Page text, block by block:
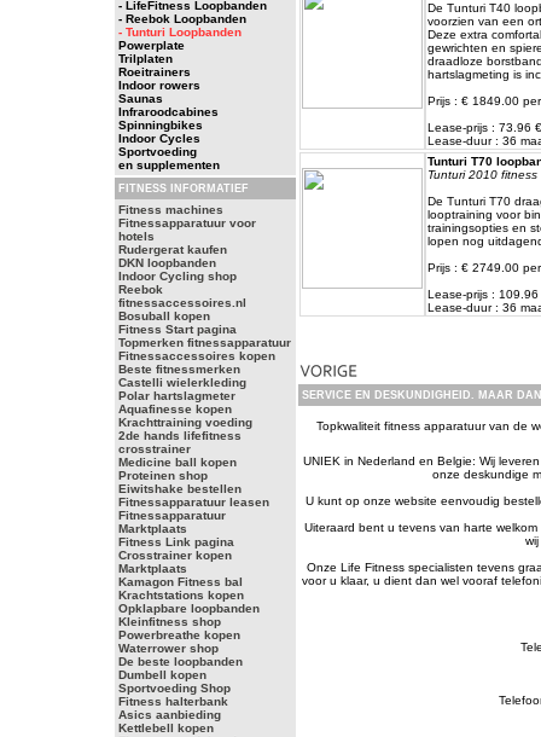
- LifeFitness Loopbanden
- Reebok Loopbanden
- Tunturi Loopbanden
Powerplate
Trilplaten
Roeitrainers
Indoor rowers
Saunas
Infraroodcabines
Spinningbikes
Indoor Cycles
Sportvoeding
en supplementen
FITNESS INFORMATIEF
Fitness machines
Fitnessapparatuur voor
hotels
Rudergerat kaufen
DKN loopbanden
Indoor Cycling shop
Reebok
fitnessaccessoires.nl
Bosuball kopen
Fitness Start pagina
Topmerken fitnessapparatuur
Fitnessaccessoires kopen
Beste fitnessmerken
Castelli wielerkleding
Polar hartslagmeter
Aquafinesse kopen
Krachttraining voeding
2de hands lifefitness
crosstrainer
Medicine ball kopen
Proteinen shop
Eiwitshake bestellen
Fitnessapparatuur leasen
Fitnessapparatuur
Marktplaats
Fitness Link pagina
Crosstrainer kopen
Marktplaats
Kamagon Fitness bal
Krachtstations kopen
Opklapbare loopbanden
Kleinfitness shop
Powerbreathe kopen
Waterrower shop
De beste loopbanden
Dumbell kopen
Sportvoeding Shop
Fitness halterbank
Asics aanbieding
Kettlebell kopen
De Tunturi T40
voorzien van een
Deze extra
gewrichten en
draadloze
hartslagmeting is
Prijs : € 1849.00
Lease-prijs : 73.96
Lease-duur : 36
Tunturi T70
Tunturi 2010 fitness
De Tunturi T70
looptraining voor
trainingsopties en
lopen nog
Prijs : € 2749.00
Lease-prijs :
Lease-duur : 36
SERVICE EN DESKUNDIGHEID. MAAR
Topkwaliteit fitness apparatuur van de
UNIEK in Nederland en Belgie: Wij
onze deskundige
U kunt op onze website eenvoudig
Uiteraard bent u tevens van harte
Onze Life Fitness specialisten tevens
voor u klaar, u dient dan wel vooraf